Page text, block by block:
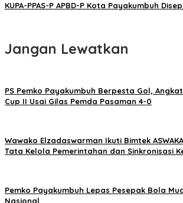
KUPA-PPAS-P APBD-P Kota Payakumbuh
Jangan Lewatkan
PS Pemko Payakumbuh Berpesta Gol,
Cup II Usai Gilas Pemda Pasaman 4-0
Wawako Elzadaswarman Ikuti Bimtek
Tata Kelola Pemerintahan dan Sinkronisasi
Pemko Payakumbuh Lepas Pesepak Bola
Nasional